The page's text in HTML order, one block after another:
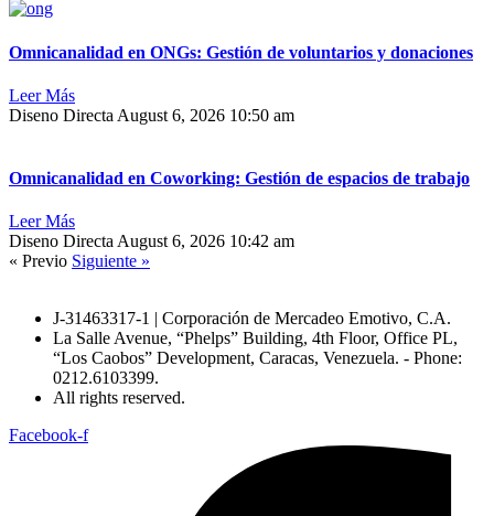
Omnicanalidad en ONGs: Gestión de voluntarios y donaciones
Leer Más
Diseno Directa August 6, 2026 10:50 am
Omnicanalidad en Coworking: Gestión de espacios de trabajo
Leer Más
Diseno Directa August 6, 2026 10:42 am
« Previo Siguiente »
J-31463317-1 | Corporación de Mercadeo Emotivo, C.A.
La Salle Avenue, “Phelps” Building, 4th Floor, Office PL,
“Los Caobos” Development, Caracas, Venezuela. - Phone:
0212.6103399.
All rights reserved.
Facebook-f